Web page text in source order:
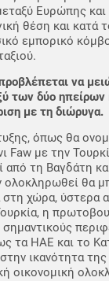
Ευρώπης και
θέση και κατά
εμπορικό
να
των δύο
με τη διώρυγα.
όπως θα
Faw με την
από τη Βαγδάτη
ολοκληρωθεί θα
χώρα, ύστερα
η
τα ΗΑΕ και το
ικανότητα
οικονομική